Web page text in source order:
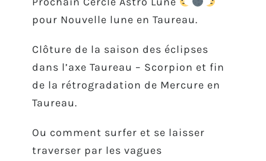
pour Nouvelle lune en Taureau.
Clôture de la saison des éclipses
dans l’axe Taureau – Scorpion et fin
de la rétrogradation de Mercure en
Taureau.
Ou comment surfer et se laisser
traverser par les vagues